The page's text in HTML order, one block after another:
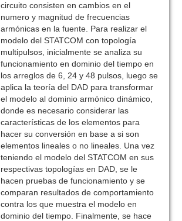
circuito consisten en cambios en el
numero y magnitud de frecuencias
armónicas en la fuente. Para realizar el
modelo del STATCOM con topología
multipulsos, inicialmente se analiza su
funcionamiento en dominio del tiempo en
los arreglos de 6, 24 y 48 pulsos, luego se
aplica la teoría del DAD para transformar
el modelo al dominio armónico dinámico,
donde es necesario considerar las
características de los elementos para
hacer su conversión en base a si son
elementos lineales o no lineales. Una vez
teniendo el modelo del STATCOM en sus
respectivas topologías en DAD, se le
hacen pruebas de funcionamiento y se
comparan resultados de comportamiento
contra los que muestra el modelo en
dominio del tiempo. Finalmente, se hace